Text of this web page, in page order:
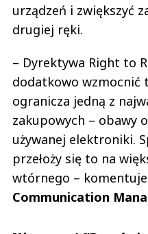
urządzeń i zwiększyć
drugiej ręki.
– Dyrektywa Right to
dodatkowo wzmocnić
ogranicza jedną z
zakupowych – obawy
używanej elektroniki.
przełoży się to na
wtórnego – komentuje
Communication